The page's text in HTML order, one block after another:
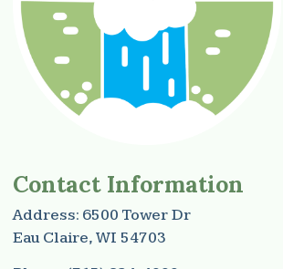
Contact Information
Address: 6500 Tower Dr
Eau Claire, WI 54703